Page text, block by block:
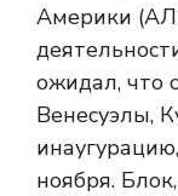
Америки
ожидал, что
Венесуэлы,
ноября.